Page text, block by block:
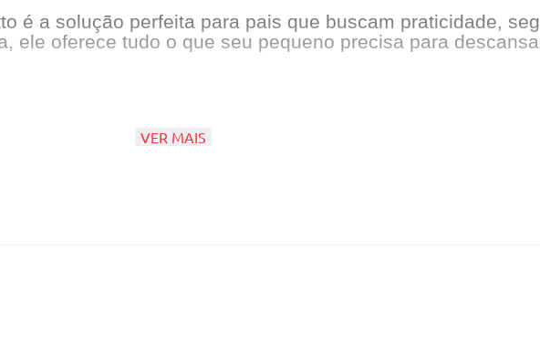
é a solução perfeita para pais que buscam praticidade,
ele oferece tudo o que seu pequeno precisa para
zíper
do berço
VER MAIS